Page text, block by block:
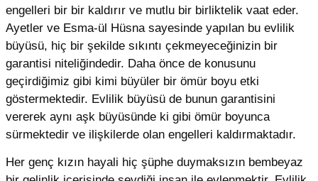
engelleri bir bir kaldırır ve mutlu bir birliktelik vaat eder.
Ayetler ve Esma-ül Hüsna sayesinde yapılan bu evlilik
büyüsü, hiç bir şekilde sıkıntı çekmeyeceğinizin bir
garantisi niteliğindedir. Daha önce de konusunu
geçirdiğimiz gibi kimi büyüler bir ömür boyu etki
göstermektedir. Evlilik büyüsü de bunun garantisini
vererek aynı aşk büyüsünde ki gibi ömür boyunca
sürmektedir ve ilişkilerde olan engelleri kaldırmaktadır.
Her genç kızın hayali hiç şüphe duymaksızın bembeyaz